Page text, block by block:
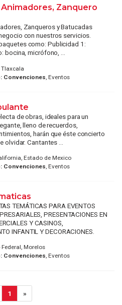
Zanquero
Zanqueros y Batucadas
con nuestros servicios.
como: Publicidad 1:
bocina, micrófono, ...
Convenciones , Eventos
de obras, ideales para un
lleno de recuerdos,
harán que éste concierto
olvidar. Cantantes ...
Estado de Mexico
Convenciones, Eventos
TEMÁTICAS PARA EVENTOS
PRESENTACIONES EN
Y CASINOS,
INFANTIL Y DECORACIONES.
Morelos
Convenciones, Eventos
1 »